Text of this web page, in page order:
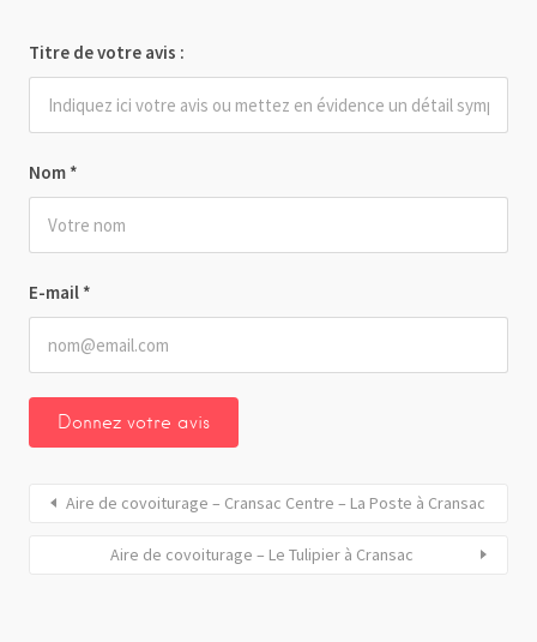
Nom *
E-mail *
Titre de votre avis :
Aire de covoiturage – Cransac Centre – La Poste à Cransac
Aire de covoiturage – Le Tulipier à Cransac